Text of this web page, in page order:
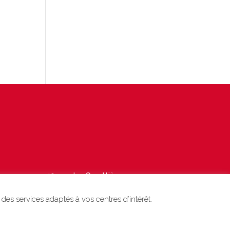
40 rue des Garottières
services adaptés à vos centres d’intérêt.